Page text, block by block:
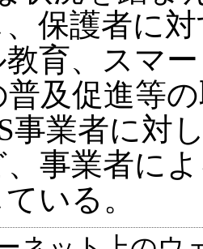
保護者に
育、スマ
及促進等
事業者に対
事業者に
いる。